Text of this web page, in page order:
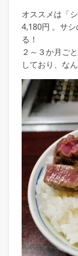
オススメは「
4,180円 。サ
る！
２～３か月ご
しており、な